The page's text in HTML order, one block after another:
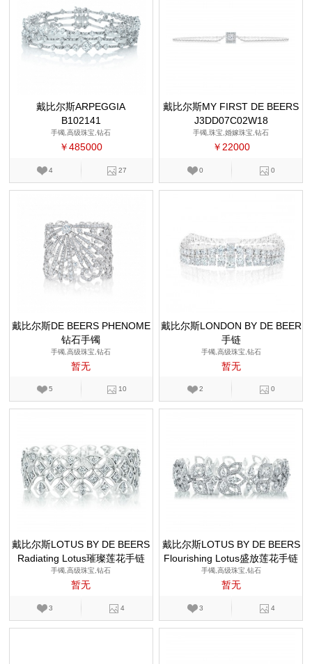
戴比尔斯ARPEGGIA
B102141
手镯,高级珠宝,钻石
￥485000
4 27
戴比尔斯MY FIRST DE BEERS
J3DD07C02W18
手镯,珠宝,婚嫁珠宝,钻石
￥22000
0 0
戴比尔斯DE BEERS PHENOME
NA 系列
钻石手镯
手镯,高级珠宝,钻石
暂无
5 10
戴比尔斯LONDON BY DE BEER
S
手链
手镯,高级珠宝,钻石
暂无
2 0
戴比尔斯LOTUS BY DE BEERS
Radiating Lotus璀璨莲花手链
手镯,高级珠宝,钻石
暂无
3 4
戴比尔斯LOTUS BY DE BEERS
Flourishing Lotus盛放莲花手链
手镯,高级珠宝,钻石
暂无
3 4